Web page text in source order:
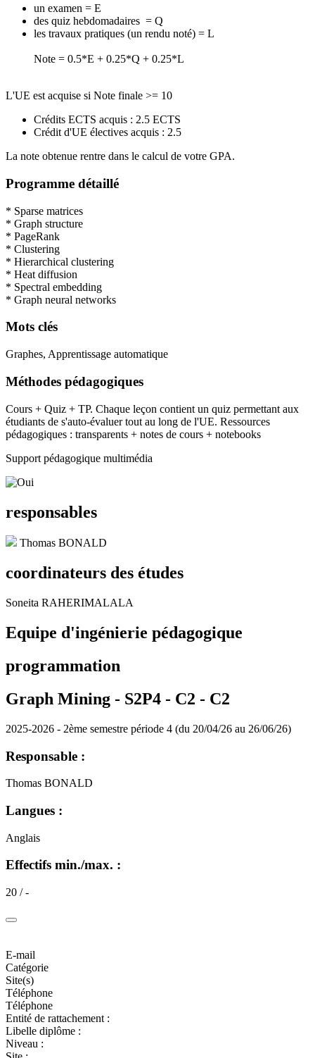
un examen = E
des quiz hebdomadaires = Q
les travaux pratiques (un rendu noté) = L
Note = 0.5*E + 0.25*Q + 0.25*L
L'UE est acquise si Note finale >= 10
Crédits ECTS acquis : 2.5 ECTS
Crédit d'UE électives acquis : 2.5
La note obtenue rentre dans le calcul de votre GPA.
Programme détaillé
* Sparse matrices
* Graph structure
* PageRank
* Clustering
* Hierarchical clustering
* Heat diffusion
* Spectral embedding
* Graph neural networks
Mots clés
Graphes, Apprentissage automatique
Méthodes pédagogiques
Cours + Quiz + TP. Chaque leçon contient un quiz permettant aux
étudiants de s'auto-évaluer tout au long de l'UE. Ressources
pédagogiques : transparents + notes de cours + notebooks
Support pédagogique multimédia
responsables
Thomas BONALD
coordinateurs des études
Soneita RAHERIMALALA
Equipe d'ingénierie pédagogique
programmation
Graph Mining - S2P4 - C2 - C2
2025-2026 - 2ème semestre période 4 (du 20/04/26 au 26/06/26)
Responsable :
Thomas BONALD
Langues :
Anglais
Effectifs min./max. :
20 / -
E-mail
Catégorie
Site(s)
Téléphone
Téléphone
Entité de rattachement :
Libelle diplôme :
Niveau :